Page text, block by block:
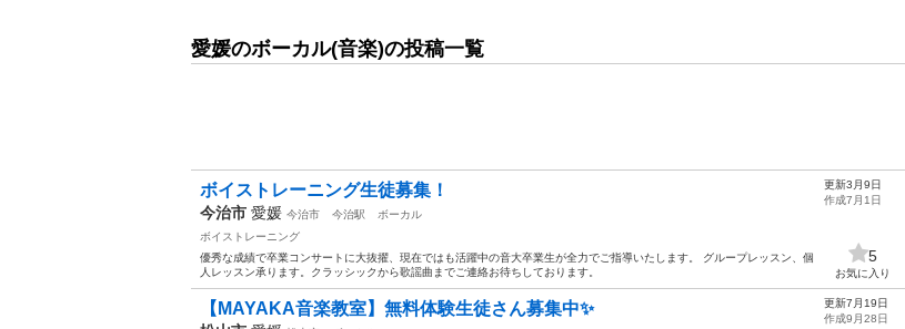
愛媛のボーカル(音楽)の投稿一覧
ボイストレーニング生徒募集！
今治市 愛媛 今治市 今治駅
ボーカル
ボイストレーニング
優秀な成績で卒業コンサートに大抜擢、現在ではも活躍中の音大卒業生が全力でご指導いたします。 グループレッスン、個
人レッスン承ります。クラッシックから歌謡曲までご連絡お待ちしております。
更新3月9日
作成7月1日
5
お気に入り
【MAYAKA音楽教室】無料体験生徒さん募集中✨
更新7月19日
作成9月28日